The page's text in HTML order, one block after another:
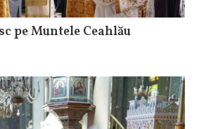
pe Muntele Ceahlău